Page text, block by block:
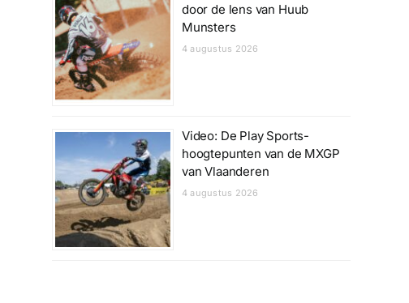
door de lens van Huub
Munsters
4 augustus 2026
Video: De Play Sports-
hoogtepunten van de MXGP
van Vlaanderen
4 augustus 2026